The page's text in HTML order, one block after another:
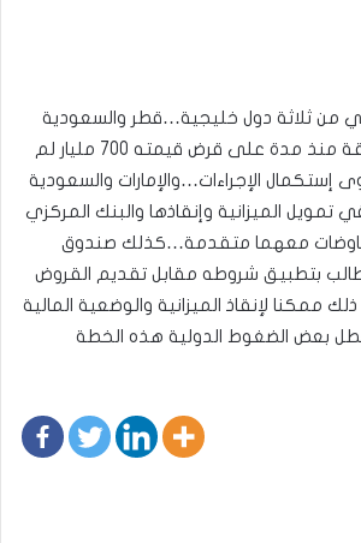
من ثلاثة دول خليجية…قطر والسعودية
والإمارات…قطر موافقة منذ مدة على قرض قيمته 700 مليار لم
الإجراءات…والإمارات والسعودية
الميزانية وإنقاذها والبنك المركزي
معهما متقدمة…كذلك صندوق
بتطبيق شروطه مقابل تقديم القروض
ممكنا لإنقاذ الميزانية والوضعية المالية
بعض الضغوط الدولية هذه الخطة